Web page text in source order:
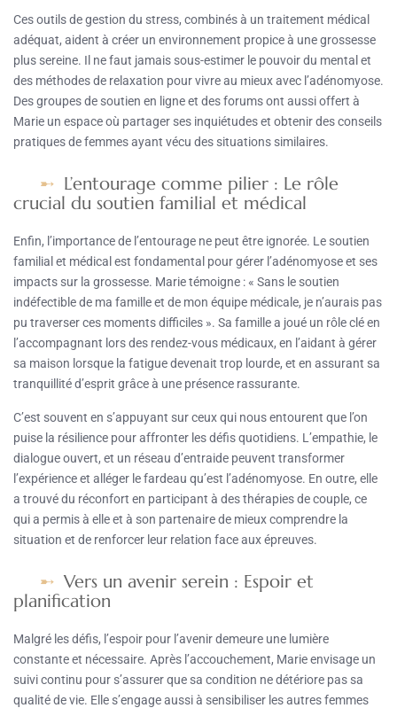
Ces outils de gestion du stress, combinés à un traitement médical
adéquat, aident à créer un environnement propice à une grossesse
plus sereine. Il ne faut jamais sous-estimer le pouvoir du mental et
des méthodes de relaxation pour vivre au mieux avec l’adénomyose.
Des groupes de soutien en ligne et des forums ont aussi offert à
Marie un espace où partager ses inquiétudes et obtenir des conseils
pratiques de femmes ayant vécu des situations similaires.
L’entourage comme pilier : Le rôle
crucial du soutien familial et médical
Enfin, l’importance de l’entourage ne peut être ignorée. Le soutien
familial et médical est fondamental pour gérer l’adénomyose et ses
impacts sur la grossesse. Marie témoigne : « Sans le soutien
indéfectible de ma famille et de mon équipe médicale, je n’aurais pas
pu traverser ces moments difficiles ». Sa famille a joué un rôle clé en
l’accompagnant lors des rendez-vous médicaux, en l’aidant à gérer
sa maison lorsque la fatigue devenait trop lourde, et en assurant sa
tranquillité d’esprit grâce à une présence rassurante.
C’est souvent en s’appuyant sur ceux qui nous entourent que l’on
puise la résilience pour affronter les défis quotidiens. L’empathie, le
dialogue ouvert, et un réseau d’entraide peuvent transformer
l’expérience et alléger le fardeau qu’est l’adénomyose. En outre, elle
a trouvé du réconfort en participant à des thérapies de couple, ce
qui a permis à elle et à son partenaire de mieux comprendre la
situation et de renforcer leur relation face aux épreuves.
Vers un avenir serein : Espoir et
planification
Malgré les défis, l’espoir pour l’avenir demeure une lumière
constante et nécessaire. Après l’accouchement, Marie envisage un
suivi continu pour s’assurer que sa condition ne détériore pas sa
qualité de vie. Elle s’engage aussi à sensibiliser les autres femmes